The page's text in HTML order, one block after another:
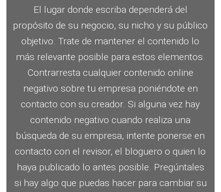
El lugar donde escriba dependerá del
propósito de su negocio, su nicho y su público
objetivo. Trate de mantener el contenido lo
más relevante posible para estos elementos.
Contrarresta cualquier contenido online
negativo sobre tu empresa poniéndote en
contacto con su creador. Si alguna vez hay
contenido negativo cuando realiza una
búsqueda de su empresa, intente ponerse en
contacto con el revisor, el bloguero o quien lo
haya publicado lo antes posible. Pregúntales
si hay algo que puedas hacer para cambiar su